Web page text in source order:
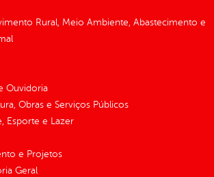
Rural, Meio Ambiente, Abastecimento e
Ouvidoria
Obras e Serviços Públicos
Esporte e Lazer
e Projetos
Geral